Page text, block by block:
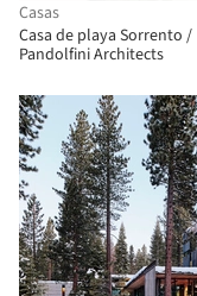
Casas
Casa de playa Sorrento /
Pandolfini Architects